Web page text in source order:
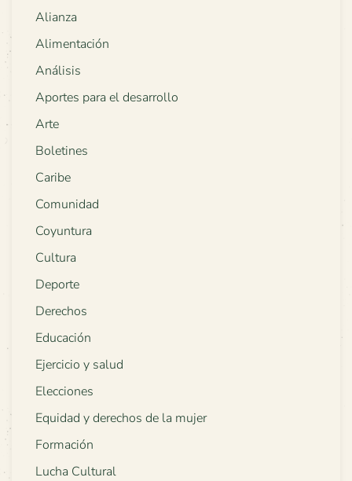
Alianza
Alimentación
Análisis
Aportes para el desarrollo
Arte
Boletines
Caribe
Comunidad
Coyuntura
Cultura
Deporte
Derechos
Educación
Ejercicio y salud
Elecciones
Equidad y derechos de la mujer
Formación
Lucha Cultural